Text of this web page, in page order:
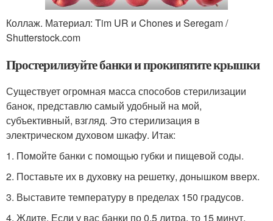
Коллаж. Материал: Tim UR и Chones и Seregam /
Shutterstock.com
Простерилизуйте банки и прокипятите крышки
Существует огромная масса способов стерилизации
банок, представлю самый удобный на мой,
субъективный, взгляд. Это стерилизация в
электрическом духовом шкафу. Итак:
1. Помойте банки с помощью губки и пищевой соды.
2. Поставьте их в духовку на решетку, донышком вверх.
3. Выставите температуру в пределах 150 градусов.
4. Ждите. Если у вас банки по 0,5 литра, то 15 минут.